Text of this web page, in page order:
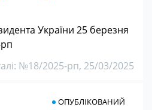
України 25 березня
№18/2025-рп, 25/03/2025
ОПУБЛІКОВАНИЙ